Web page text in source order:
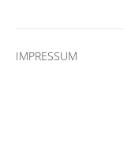
IMPRESSUM